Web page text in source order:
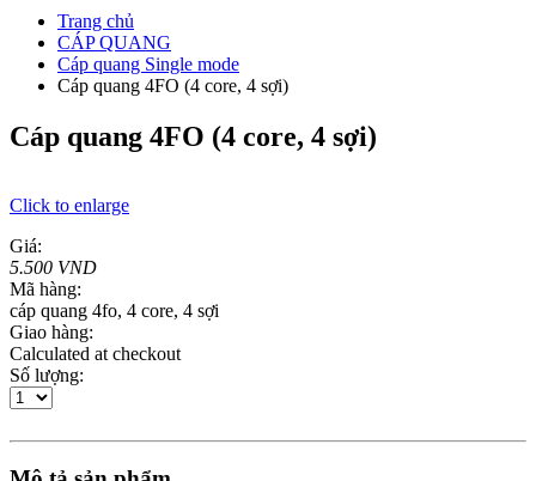
Trang chủ
CÁP QUANG
Cáp quang Single mode
Cáp quang 4FO (4 core, 4 sợi)
Cáp quang 4FO (4 core, 4 sợi)
Click to enlarge
Giá:
5.500 VND
Mã hàng:
cáp quang 4fo, 4 core, 4 sợi
Giao hàng:
Calculated at checkout
Số lượng: